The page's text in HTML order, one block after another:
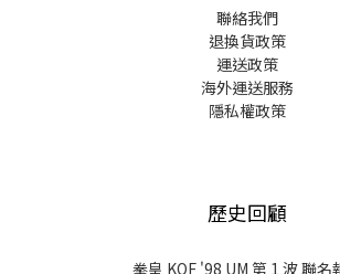
聯絡我們
退換貨政策
運送政策
海外運送服務
隱私權政策
歷史回顧
拳皇 KOF '98 UM 第 1 波 聯名